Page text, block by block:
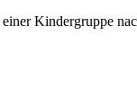
Kindergruppe